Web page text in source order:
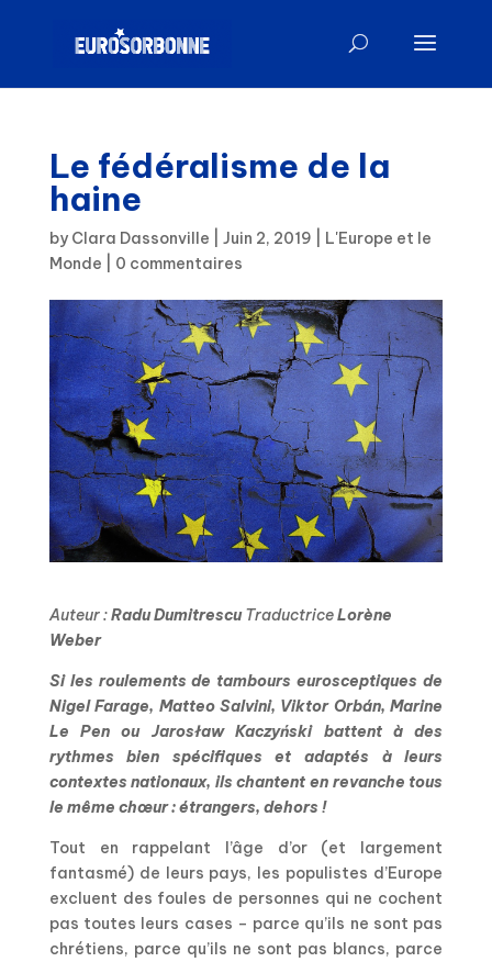
Le fédéralisme de la
haine
by Clara Dassonville Juin 2, 2019
L'Europe et le
Monde
0 commentaires
Auteur :Radu DumitrescuTraductriceLorène
Weber
Si les roulements de tambours eurosceptiques de
Nigel Farage, Matteo Salvini, Viktor Orbán, Marine
Le Pen ou Jarosław Kaczyński battent à des
rythmes bien spécifiques et adaptés à leurs
contextes nationaux, ils chantent en revanche tous
le même chœur : étrangers, dehors !
Tout en rappelant l’âge d’or (et largement
fantasmé) de leurs pays, les populistes d’Europe
excluent des foules de personnes qui ne cochent
pas toutes leurs cases – parce qu’ils ne sont pas
chrétiens, parce qu’ils ne sont pas blancs, parce